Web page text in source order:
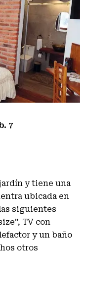
7
y tiene una
ubicada en
siguientes
TV con
y un baño
otros